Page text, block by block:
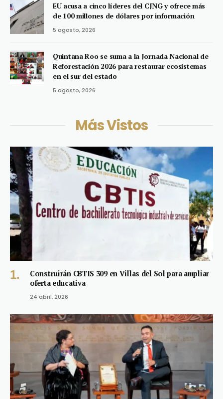
EU acusa a cinco líderes del CJNG y ofrece más
de 100 millones de dólares por información
5 agosto, 2026
Quintana Roo se suma a la Jornada Nacional de
Reforestación 2026 para restaurar ecosistemas
en el sur del estado
5 agosto, 2026
Más Vistos
Construirán CBTIS 309 en Villas del Sol para ampliar
oferta educativa
24 abril, 2026